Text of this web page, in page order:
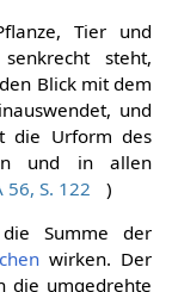
Tier und
steht,
Blick mit dem
und
die Urform des
und in allen
56, S. 122
)
Summe der
wirken. Der
die umgedrehte